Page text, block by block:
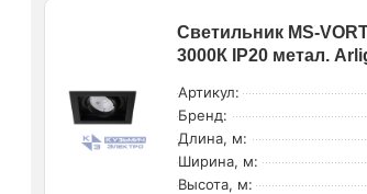
Светильник MS-
3000К IP20 метал.
Артикул:
Бренд:
Длина, м:
Ширина, м:
Высота, м: